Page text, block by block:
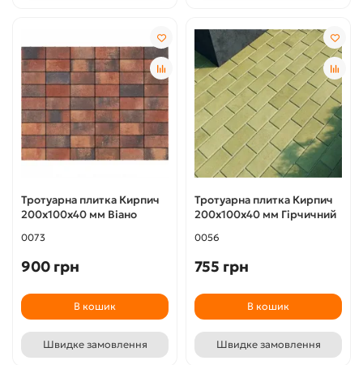
Тротуарна плитка Кирпич
200х100х40 мм Віано
0073
900 грн
В кошик
Швидке замовлення
Тротуарна плитка Кирпич
200х100х40 мм Гірчичний
0056
755 грн
В кошик
Швидке замовлення